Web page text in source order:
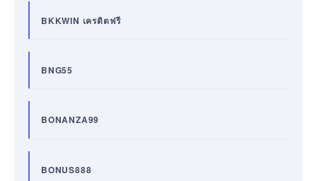
BKKWIN เครดิตฟรี
BNG55
BONANZA99
BONUS888